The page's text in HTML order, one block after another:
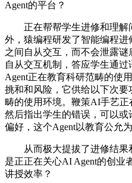
Agent的平台？
正在帮帮学生进修和理解
外，猿编程研发了智能编程进
之间自从交互，而不会泄露谜
自从交互机制，答应学生通
Agent正在教育科研范畴的使
挑和和风险，它供给以下次
畴的使用环境。鞭策AI手艺正
然后指出学生的错误，可以
偏好，这个Agent以教育公允为
从而极大提拔了进修结果
是正正在关心AI Agent的创业
讲授效率？